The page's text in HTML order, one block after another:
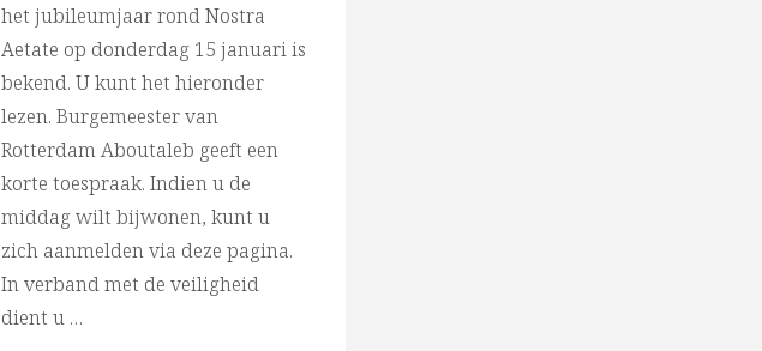
het jubileumjaar rond Nostra
Aetate op donderdag 15 januari is
bekend. U kunt het hieronder
lezen. Burgemeester van
Rotterdam Aboutaleb geeft een
korte toespraak. Indien u de
middag wilt bijwonen, kunt u
zich aanmelden via deze pagina.
In verband met de veiligheid
dient u …